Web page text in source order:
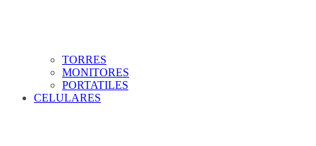
TORRES
MONITORES
PORTATILES
CELULARES